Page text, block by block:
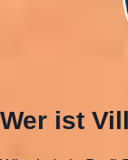
Wer ist